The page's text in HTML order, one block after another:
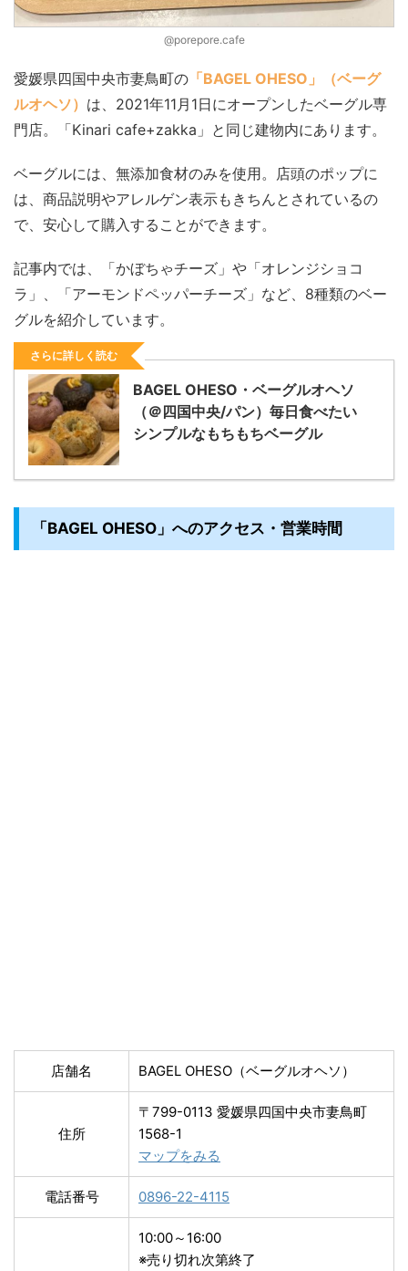
@porepore.cafe
愛媛県四国中央市妻鳥町の 「BAGEL OHESO」（ベーグ
ルオヘソ） は、2021年11月1日にオープンしたベーグル専
門店。「Kinari cafe+zakka」と同じ建物内にあります。
ベーグルには、無添加食材のみを使用。店頭のポップに
は、商品説明やアレルゲン表示もきちんとされているの
で、安心して購入することができます。
記事内では、「かぼちゃチーズ」や「オレンジショコ
ラ」、「アーモンドペッパーチーズ」など、8種類のベー
グルを紹介しています。
さらに詳しく読む
BAGEL OHESO・ベーグルオヘソ
（＠四国中央/パン）毎日食べたい
シンプルなもちもちベーグル
「BAGEL OHESO」へのアクセス・営業時間
店舗名 BAGEL OHESO（ベーグルオヘソ）
住所
〒799-0113 愛媛県四国中央市妻鳥町
1568-1
マップをみる
電話番号 0896-22-4115
10:00～16:00
※売り切れ次第終了